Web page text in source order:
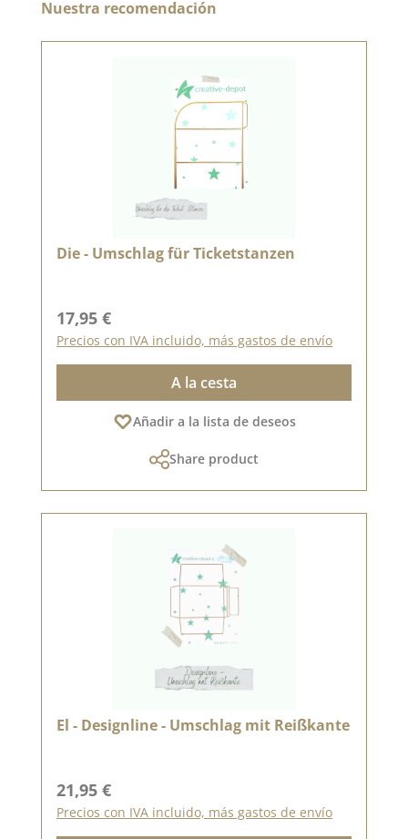
Omitir la galería de productos
Nuestra recomendación
Die - Umschlag für Ticketstanzen
Precio normal:
17,95 €
Precios con IVA incluido, más gastos de envío
A la cesta
Añadir a la lista de deseos
Share product
El - Designline - Umschlag mit Reißkante
Precio normal:
21,95 €
Precios con IVA incluido, más gastos de envío